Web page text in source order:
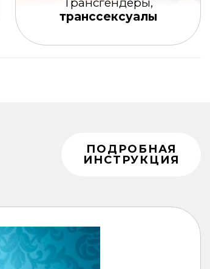
Трансгендеры,
транссексуалы
ПОДРОБНАЯ
ИНСТРУКЦИЯ